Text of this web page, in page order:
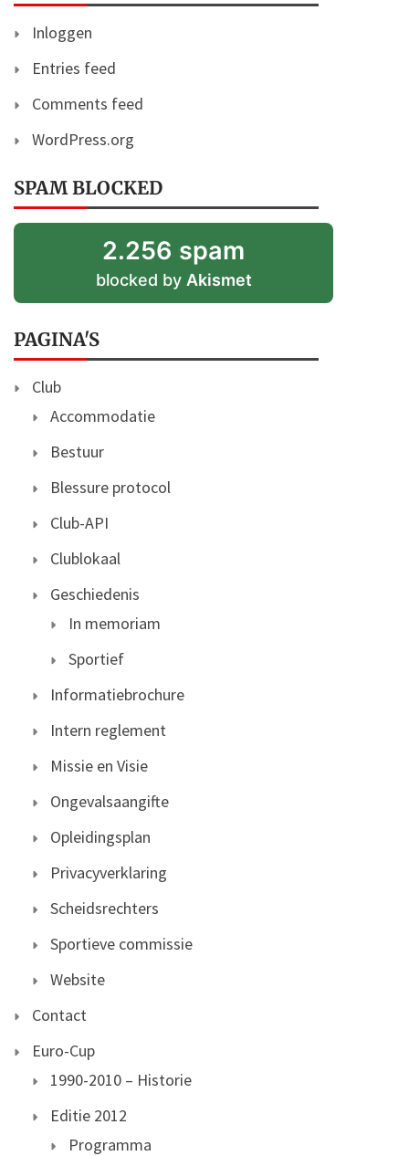
Inloggen
Entries feed
Comments feed
WordPress.org
SPAM BLOCKED
2.256 spam
blocked by Akismet
PAGINA'S
Club
Accommodatie
Bestuur
Blessure protocol
Club-API
Clublokaal
Geschiedenis
In memoriam
Sportief
Informatiebrochure
Intern reglement
Missie en Visie
Ongevalsaangifte
Opleidingsplan
Privacyverklaring
Scheidsrechters
Sportieve commissie
Website
Contact
Euro-Cup
1990-2010 – Historie
Editie 2012
Programma